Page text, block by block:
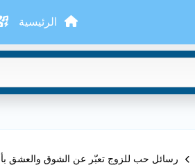
الرئيسية
رسائل حب للزوج تعبّر عن الشوق والعشق